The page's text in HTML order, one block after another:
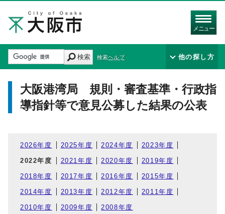
メニュー
検索 検索ヘルプ 他の探し方
大阪港湾局 規則・審査基準・行政指
導指針等で意見公募した結果の公表
2026年度 2025年度 2024年度 2023年度
2022年度 2021年度 2020年度 2019年度
2018年度 2017年度 2016年度 2015年度
2014年度 2013年度 2012年度 2011年度
2010年度 2009年度 2008年度